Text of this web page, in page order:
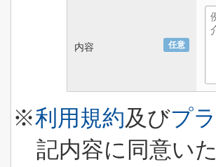
内容 任意
※利用規約及びプ
記内容に同意い